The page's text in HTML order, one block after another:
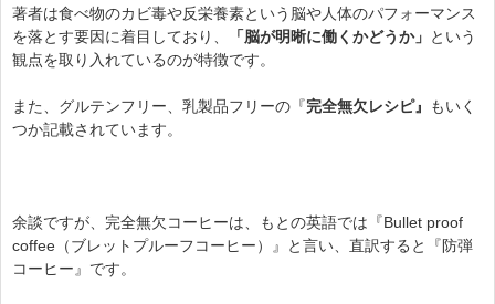
著者は食べ物のカビ毒や反栄養素という脳や人体のパフォーマンス
を落とす要因に着目しており、
「脳が明晰に働くかどうか」 という
観点を取り入れているのが特徴です。
また、グルテンフリー、乳製品フリーの『完全無欠レシピ』
もいく
つか記載されています。
余談ですが、完全無欠コーヒーは、もとの英語では『Bullet proof
coffee（ブレットプルーフコーヒー）』と言い、直訳すると『防弾
コーヒー』です。